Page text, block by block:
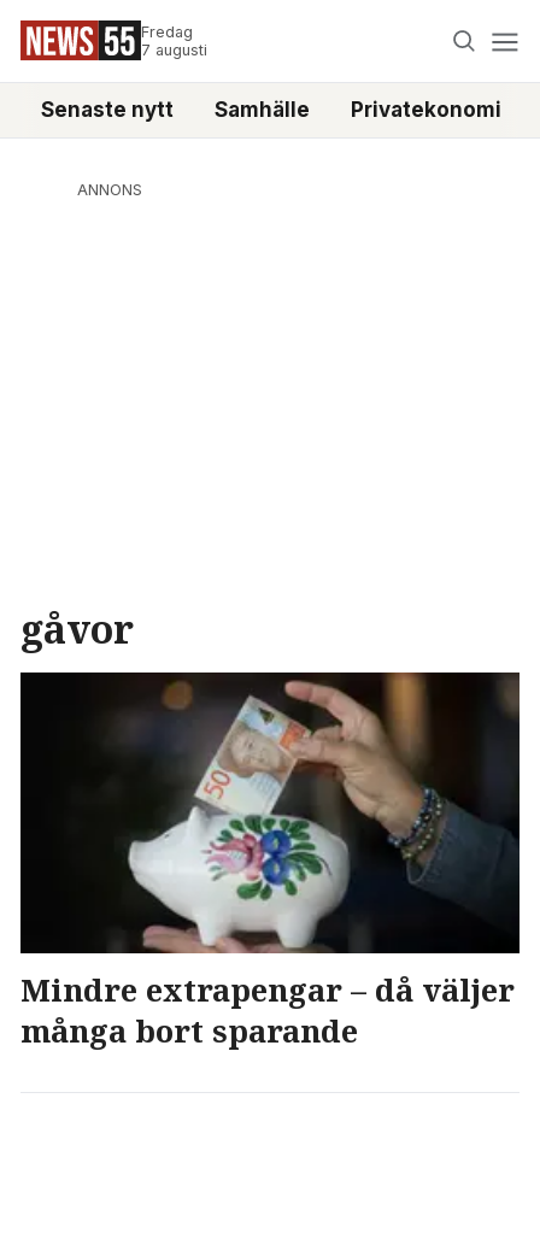
Fredag
7 augusti
Senaste nytt Samhälle Privatekonomi
ANNONS
gåvor
Mindre extrapengar – då väljer
många bort sparande